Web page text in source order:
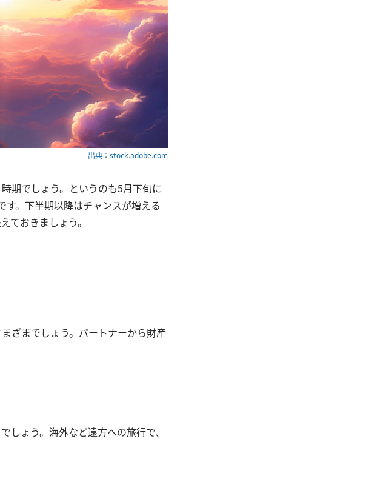
出典：stock.adobe.com
期でしょう。というのも5月下旬に
。下半期以降はチャンスが増える
ておきましょう。
ざまでしょう。パートナーから財産
しょう。海外など遠方への旅行で、